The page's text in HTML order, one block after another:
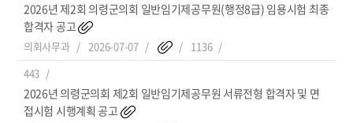
2026년 제2회 의령군의회 일반임기제공무원(행정8급) 임용시험 최종
합격자 공고
의회사무과 2026-07-07
1136
443
2026년 의령군의회 제2회 일반임기제공무원 서류전형 합격자 및 면
접시험 시행계획 공고